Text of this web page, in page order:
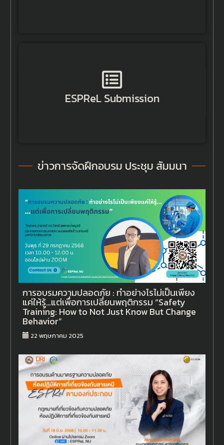
ESPReL Submission
ESPReL Submission
ข่าวการจัดฝึกอบรม ประชุม สัมมนา
การอบรมความปลอดภัย : ทำอย่างไรไม่เป็นเพียง
แค่ให้รู้…แต่เพื่อการเปลี่ยนพฤติกรรม “Safety
Training: How to Not Just Know But Change
Behavior”
22 พฤษภาคม 2025